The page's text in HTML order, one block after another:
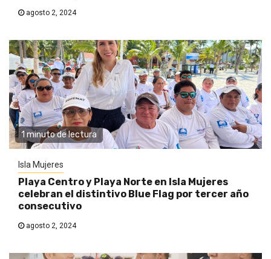
agosto 2, 2024
1 minuto de lectura
Isla Mujeres
Playa Centro y Playa Norte en Isla Mujeres
celebran el distintivo Blue Flag por tercer año
consecutivo
agosto 2, 2024